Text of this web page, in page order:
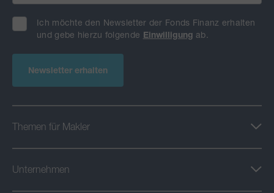
Themen für Makler
Unternehmen
Ich möchte den Newsletter der Fonds Finanz erhalten
und gebe hierzu folgende Einwilligung ab.
Newsletter erhalten